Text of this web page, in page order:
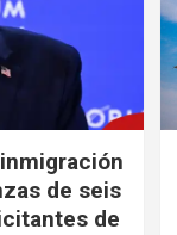
de seis
de